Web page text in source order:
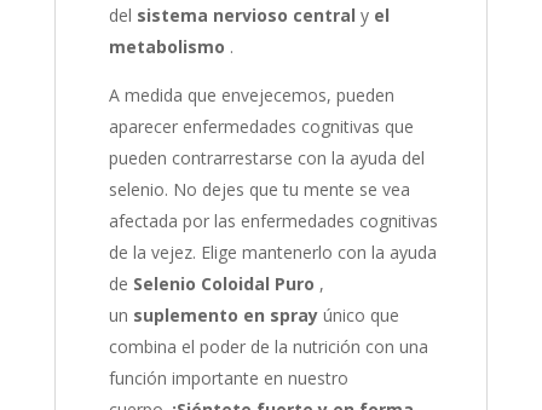
del sistema nervioso central y el
metabolismo .
A medida que envejecemos, pueden
aparecer enfermedades cognitivas que
pueden contrarrestarse con la ayuda del
selenio. No dejes que tu mente se vea
afectada por las enfermedades cognitivas
de la vejez. Elige mantenerlo con la ayuda
de Selenio Coloidal Puro ,
un suplemento en sprayúnico que
combina el poder de la nutrición con una
función importante en nuestro